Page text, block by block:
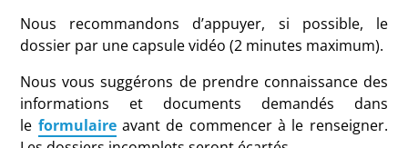
Nous recommandons d’appuyer, si possible, le
dossier par une capsule vidéo (2 minutes maximum).
Nous vous suggérons de prendre connaissance des
informations et documents demandés dans
le formulaire avant de commencer à le renseigner.